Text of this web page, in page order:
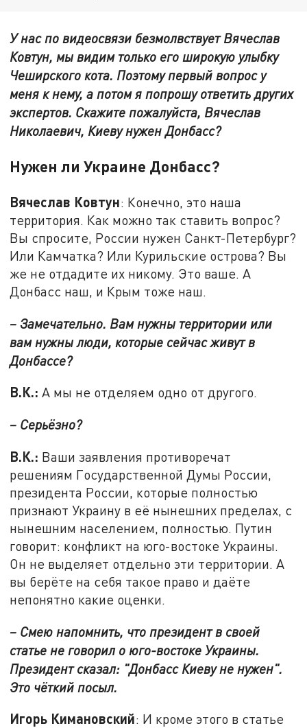
У нас по видеосвязи безмолвствует Вячеслав
Ковтун, мы видим только его широкую улыбку
Чеширского кота. Поэтому первый вопрос у
меня к нему, а потом я попрошу ответить других
экспертов. Скажите пожалуйста, Вячеслав
Николаевич, Киеву нужен Донбасс?
Нужен ли Украине Донбасс?
Вячеслав Ковтун: Конечно, это наша
территория. Как можно так ставить вопрос?
Вы спросите, России нужен Санкт-Петербург?
Или Камчатка? Или Курильские острова? Вы
же не отдадите их никому. Это ваше. А
Донбасс наш, и Крым тоже наш.
– Замечательно. Вам нужны территории или
вам нужны люди, которые сейчас живут в
Донбассе?
В.К.: А мы не отделяем одно от другого.
– Серьёзно?
В.К.: Ваши заявления противоречат
решениям Государственной Думы России,
президента России, которые полностью
признают Украину в её нынешних пределах, с
нынешним населением, полностью. Путин
говорит: конфликт на юго-востоке Украины.
Он не выделяет отдельно эти территории. А
вы берёте на себя такое право и даёте
непонятно какие оценки.
– Смею напомнить, что президент в своей
статье не говорил о юго-востоке Украины.
Президент сказал: "Донбасс Киеву не нужен".
Это чёткий посыл.
Игорь Кимановский: И кроме этого в статье